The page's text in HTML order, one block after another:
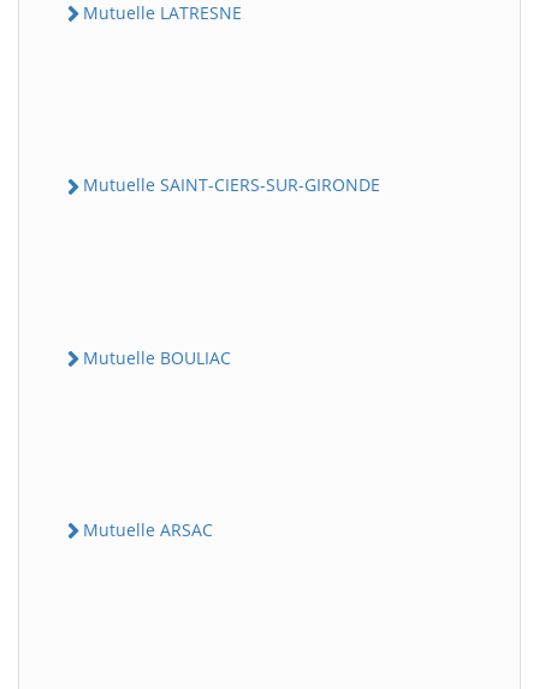
Mutuelle LATRESNE
Mutuelle SAINT-CIERS-SUR-GIRONDE
Mutuelle BOULIAC
Mutuelle ARSAC